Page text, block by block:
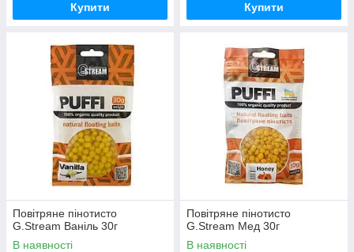
Купити Купити
Повітряне пінотисто
G.Stream Ваніль 30г
В наявності
Повітряне пінотисто
G.Stream Мед 30г
В наявності